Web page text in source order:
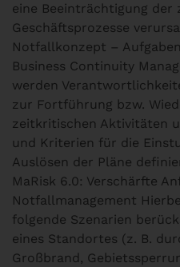
eine Beeinträchtigung der
Geschäftsprozesse
Notfallkonzept –
Business Continuity
werden
zur Fortführung bzw.
zeitkritischen Aktivitäten
und Kriterien für die
Auslösen der Pläne
MaRisk 6.0: Verschärfte
Notfallmanagement
folgende Szenarien
eines Standortes (z. B.
Großbrand,